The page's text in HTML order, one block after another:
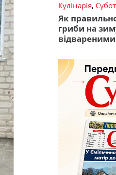
Кулінарія,
Як
гриби на